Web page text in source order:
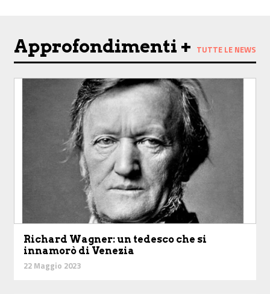
Approfondimenti + TUTTE LE NEWS
Richard Wagner: un tedesco che si
innamorò di Venezia
22 Maggio 2023